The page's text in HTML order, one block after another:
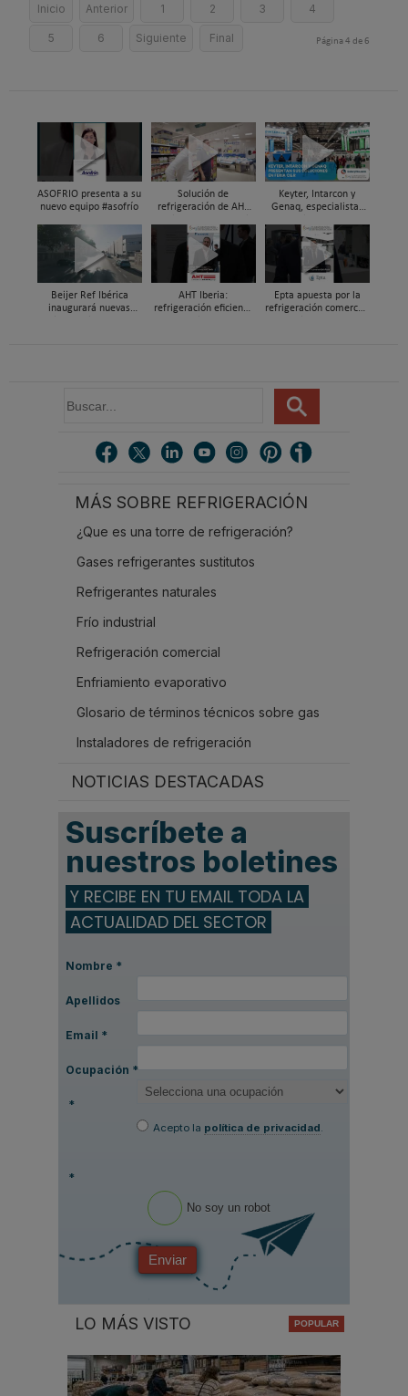
Inicio Anterior 1 2 3 4
5 6 Siguiente Final Página 4 de 6
ASOFRIO presenta a su
nuevo equipo #asofrío
Solución de
refrigeración de AHT
para un súper de
proximidad en Xixona
Keyter, Intarcon y
Genaq, especialistas
de alta eficiencia en
Feria C&R 2025
Beijer Ref Ibérica
inaugurará nuevas
AHT Iberia:
refrigeración eficiente
Epta apuesta por la
refrigeración comercial
u
MÁS SOBRE REFRIGERACIÓN
¿Que es una torre de refrigeración?
Gases refrigerantes sustitutos
Refrigerantes naturales
Frío industrial
Refrigeración comercial
Enfriamiento evaporativo
Glosario de términos técnicos sobre gas
Instaladores de refrigeración
NOTICIAS DESTACADAS
Suscríbete a
nuestros boletines
Y RECIBE EN TU EMAIL TODA LA
ACTUALIDAD DEL SECTOR
Nombre *
Apellidos
Email *
Ocupación *
*
Acepto la política de privacidad.
*
No soy un robot
Enviar
LO MÁS VISTO